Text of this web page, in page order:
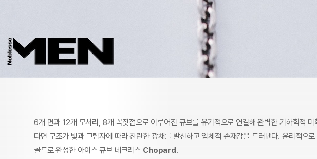
6개 면과 12개 모서리, 8개 꼭짓점으로 이루어진 큐브를 유기적으로 연결해 완벽한 기하학적 미
다면 구조가 빛과 그림자에 따라 찬란한 광채를 발산하고 입체적 존재감을 드러낸다. 윤리적으
골드로 완성한 아이스 큐브 네크리스 Chopard.